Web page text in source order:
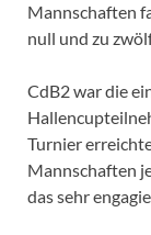
Mannschaften
null und zu
CdB2 war die
Turnier
Mannschaften
das sehr